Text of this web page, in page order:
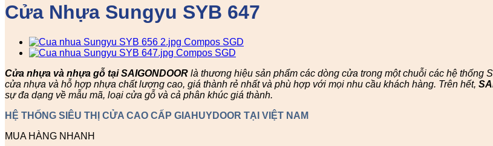
Cửa Nhựa Sungyu SYB 647
Cửa nhựa và nhựa gỗ tại SAIGONDOOR là thương hiệu sản phẩm các dòng cửa trong một chuỗi các hệ thống
cửa nhựa và hỗ hợp nhựa chất lượng cao, giá thành rẻ nhất và phù hợp với mọi nhu cầu khách hàng. Trên hết,
sự đa dạng về mẫu mã, loại cửa gỗ và cả phân khúc giá thành.
HỆ THỐNG SIÊU THỊ CỬA CAO CẤP GIAHUYDOOR TẠI VIỆT NAM
MUA HÀNG NHANH